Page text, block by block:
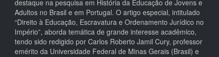
destaque na pesquisa em História da Educação de Jovens e
Adultos no Brasil e em Portugal. O artigo especial, intitulado
“Direito à Educação, Escravatura e Ordenamento Jurídico no
Império”, aborda temática de grande interesse acadêmico,
tendo sido redigido por Carlos Roberto Jamil Cury, professor
emérito da Universidade Federal de Minas Gerais (Brasil) e